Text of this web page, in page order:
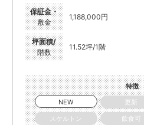
保証金・
敷金
1,188,000円
坪面積/
階数
11.52坪/1階
特徴
NEW
更新
スケルトン
飲食可